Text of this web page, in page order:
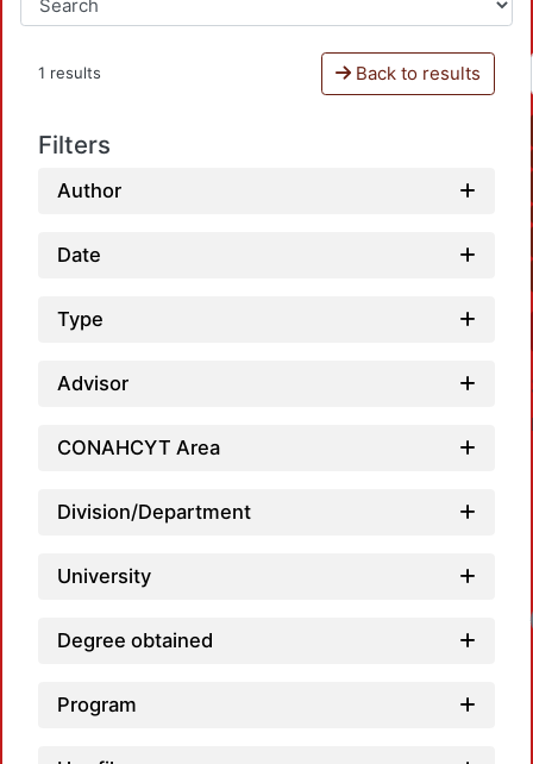
1 results Back to results
Filters
Author
Date
Type
Advisor
CONAHCYT Area
Division/Department
University
Degree obtained
Program